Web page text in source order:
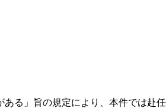
る」旨の規定により、本件では赴